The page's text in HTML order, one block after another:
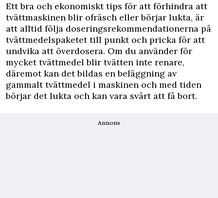
Ett bra och ekonomiskt tips för att förhindra att
tvättmaskinen blir ofräsch eller börjar lukta, är
att alltid följa doseringsrekommendationerna på
tvättmedelspaketet till punkt och pricka för att
undvika att överdosera. Om du använder för
mycket tvättmedel blir tvätten inte renare,
däremot kan det bildas en beläggning av
gammalt tvättmedel i maskinen och med tiden
börjar det lukta och kan vara svårt att få bort.
Annons